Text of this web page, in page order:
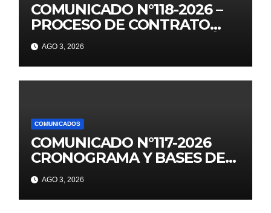
COMUNICADO N°118-2026 –
PROCESO DE CONTRATO
AUXILIARES DE EDUCACIÓN –
2026
AGO 3, 2026
COMUNICADOS
COMUNICADO N°117-2026
CRONOGRAMA Y BASES DE
JUEGOS FLORALES
EDUCATIVOS NACIONALES
2026
AGO 3, 2026